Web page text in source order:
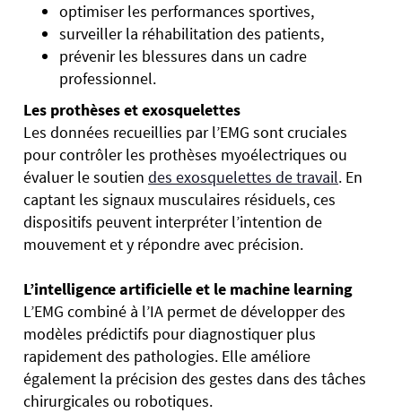
optimiser les performances sportives,
surveiller la réhabilitation des patients,
prévenir les blessures dans un cadre
professionnel.
Les prothèses et exosquelettes
Les données recueillies par l’EMG sont cruciales
pour contrôler les prothèses myoélectriques ou
évaluer le soutien des exosquelettes de travail. En
captant les signaux musculaires résiduels, ces
dispositifs peuvent interpréter l’intention de
mouvement et y répondre avec précision.
L’intelligence artificielle et le machine learning
L’EMG combiné à l’IA permet de développer des
modèles prédictifs pour diagnostiquer plus
rapidement des pathologies. Elle améliore
également la précision des gestes dans des tâches
chirurgicales ou robotiques.